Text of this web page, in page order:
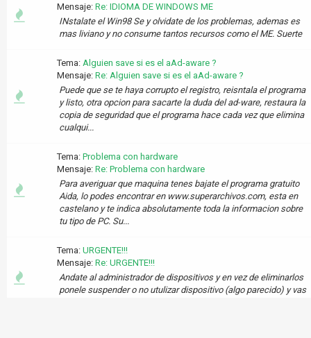
Mensaje: Re: IDIOMA DE WINDOWS ME
INstalate el Win98 Se y olvidate de los problemas, ademas es
mas liviano y no consume tantos recursos como el ME. Suerte
Tema: Alguien save si es el aAd-aware ?
Mensaje: Re: Alguien save si es el aAd-aware ?
Puede que se te haya corrupto el registro, reisntala el programa
y listo, otra opcion para sacarte la duda del ad-ware, restaura la
copia de seguridad que el programa hace cada vez que elimina
cualqui...
Tema: Problema con hardware
Mensaje: Re: Problema con hardware
Para averiguar que maquina tenes bajate el programa gratuito
Aida, lo podes encontrar en www.superarchivos.com, esta en
castelano y te indica absolutamente toda la informacion sobre
tu tipo de PC. Su...
Tema: URGENTE!!!
Mensaje: Re: URGENTE!!!
Andate al administrador de dispositivos y en vez de eliminarlos
ponele suspender o no utulizar dispositivo (algo parecido) y vas